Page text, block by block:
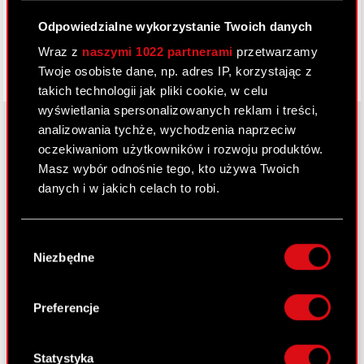
Odpowiedzialne wykorzystanie Twoich danych
Wraz z naszymi 1022 partnerami przetwarzamy
Twoje osobiste dane, np. adres IP, korzystając z
takich technologii jak pliki cookie, w celu
wyświetlania spersonalizowanych reklam i treści,
analizowania tychże, wychodzenia naprzeciw
oczekiwaniom użytkowników i rozwoju produktów.
Masz wybór odnośnie tego, kto używa Twoich
danych i w jakich celach to robi.
lokalizacji geograficznej z dokładnością nawet
Identyfikować Twoje urządzenie, aktywnie
analizując charakteryzującego je zbiory
palca)
zgody
Niezbędne
Preferencje
Statystyka
O CD PROJEKT
Grupa Kapitałowa
Inwestorzy
Kariera